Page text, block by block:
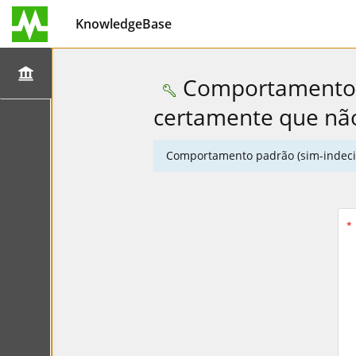
KnowledgeBase
certamente que
Comportamento padrão (sim-
*